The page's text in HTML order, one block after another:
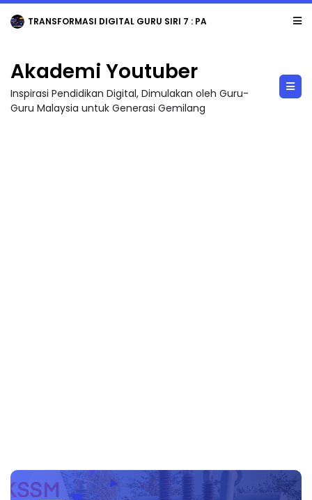
TRANSFORMASI DIGITAL GURU SIRI 7 : PAHLAWAN DIGITAL PENYELAMAT DUNIA
Akademi Youtuber
Inspirasi Pendidikan Digital, Dimulakan oleh Guru-
Guru Malaysia untuk Generasi Gemilang